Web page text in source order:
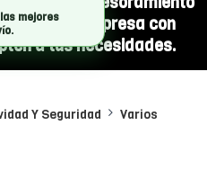
a tu empresa con
a tus necesidades.
Y Seguridad Varios
mejores